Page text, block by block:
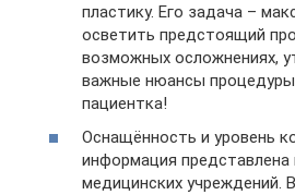
пластику. Его задача –
осветить предстоящий
возможных осложнениях,
важные нюансы
пациентка!
Оснащённость и уровень
информация представлена
медицинских учреждений.